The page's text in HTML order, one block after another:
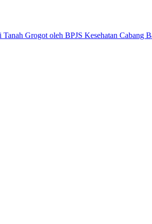
Grogot oleh BPJS Kesehatan Cabang